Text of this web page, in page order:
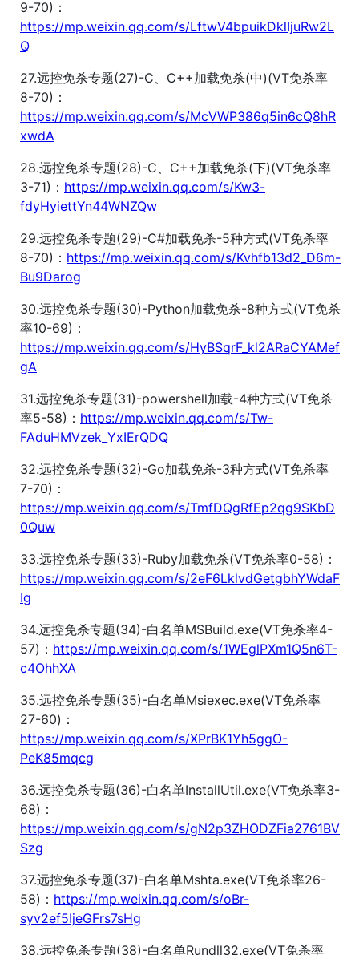
9-70)：
https://mp.weixin.qq.com/s/LftwV4bpuikDklIjuRw2L
Q
27.远控免杀专题(27)-C、C++加载免杀(中)(VT免杀率
8-70)：
https://mp.weixin.qq.com/s/McVWP386q5in6cQ8hR
xwdA
28.远控免杀专题(28)-C、C++加载免杀(下)(VT免杀率
3-71)： https://mp.weixin.qq.com/s/Kw3-
fdyHyiettYn44WNZQw
29.远控免杀专题(29)-C#加载免杀-5种方式(VT免杀率
8-70)： https://mp.weixin.qq.com/s/Kvhfb13d2_D6m-
Bu9Darog
30.远控免杀专题(30)-Python加载免杀-8种方式(VT免杀
率10-69)：
https://mp.weixin.qq.com/s/HyBSqrF_kl2ARaCYAMef
gA
31.远控免杀专题(31)-powershell加载-4种方式(VT免杀
率5-58)： https://mp.weixin.qq.com/s/Tw-
FAduHMVzek_YxIErQDQ
32.远控免杀专题(32)-Go加载免杀-3种方式(VT免杀率
7-70)：
https://mp.weixin.qq.com/s/TmfDQgRfEp2qg9SKbD
0Quw
33.远控免杀专题(33)-Ruby加载免杀(VT免杀率0-58)：
https://mp.weixin.qq.com/s/2eF6LklvdGetgbhYWdaF
Ig
34.远控免杀专题(34)-白名单MSBuild.exe(VT免杀率4-
57)： https://mp.weixin.qq.com/s/1WEglPXm1Q5n6T-
c4OhhXA
35.远控免杀专题(35)-白名单Msiexec.exe(VT免杀率
27-60)：
https://mp.weixin.qq.com/s/XPrBK1Yh5ggO-
PeK85mqcg
36.远控免杀专题(36)-白名单InstallUtil.exe(VT免杀率3-
68)：
https://mp.weixin.qq.com/s/gN2p3ZHODZFia2761BV
Szg
37.远控免杀专题(37)-白名单Mshta.exe(VT免杀率26-
58)： https://mp.weixin.qq.com/s/oBr-
syv2ef5IjeGFrs7sHg
38.远控免杀专题(38)-白名单Rundll32.exe(VT免杀率